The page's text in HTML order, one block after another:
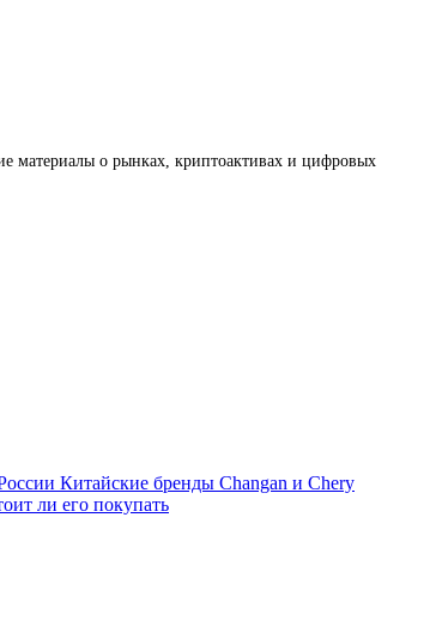
материалы о рынках, криптоактивах и цифровых
Китайские бренды Changan и Chery
ли его покупать